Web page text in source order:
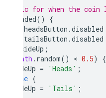
// Logic for when the coin
coinLanded()
{
headsButton .disabled
tailsButton .disabled
sideUp ;
Math . random() < 0.5)
{
sideUp = 'Heads' ;
else {
sideUp = 'Tails' ;